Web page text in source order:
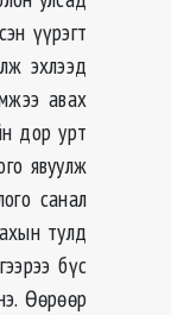
үүрэгт
эхлээд
авах
дор урт
явуулж
санал
тулд
бүс
Өөрөөр